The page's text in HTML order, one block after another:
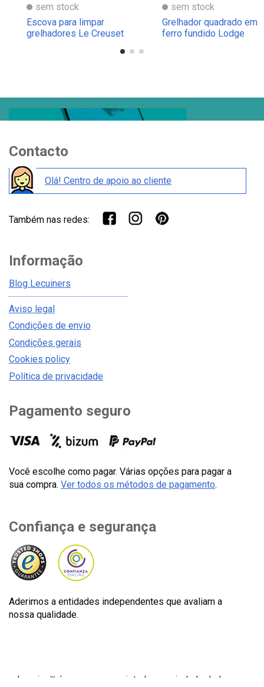
sem stock
Escova para limpar
grelhadores Le Creuset
sem stock
Grelhador quadrado em
ferro fundido Lodge
Contacto
Olá! Centro de apoio ao cliente
Também nas redes:
Informação
Blog Lecuiners
Aviso legal
Condições de envio
Condições gerais
Cookies policy
Política de privacidade
Pagamento seguro
Você escolhe como pagar. Várias opções para pagar a
sua compra. Ver todos os métodos de pagamento.
Confiança e segurança
Aderimos a entidades independentes que avaliam a
nossa qualidade.
Lecuine™ é uma marca registada propriedade de Lecom